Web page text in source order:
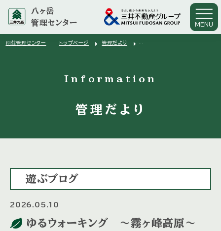
八ヶ岳
管理センター
MENU
別荘管理センター トップページ arrow_right 管理だより arrow_right
Information
管理だより
遊ぶブログ
2026.05.10
ゆるウォーキング ～霧ヶ峰高原～